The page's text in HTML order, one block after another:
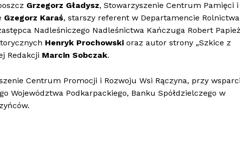
Grzegorz Gładysz, Stowarzyszenie Centrum Pamięci
Gzegorz Karaś, starszy referent w Departamencie
Nadleśniczego Nadleśnictwa Kańczuga Robert
Henryk Prochowski oraz autor strony „Szkice z
Redakcji Marcin Sobczak.
Centrum Promocji i Rozwoju Wsi Rączyna, przy
Województwa Podkarpackiego, Banku Spółdzielczego w